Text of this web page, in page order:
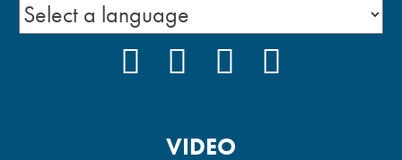
VIDEO